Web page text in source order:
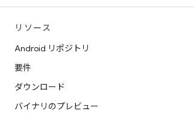
リソース
Android リポジトリ
要件
ダウンロード
バイナリのプレビュー